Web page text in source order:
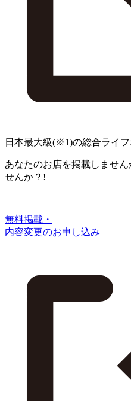
日本最大級(※1)の総合ライ
あなたのお店を掲載しません
せんか？!
無料掲載・
内容変更のお申し込み